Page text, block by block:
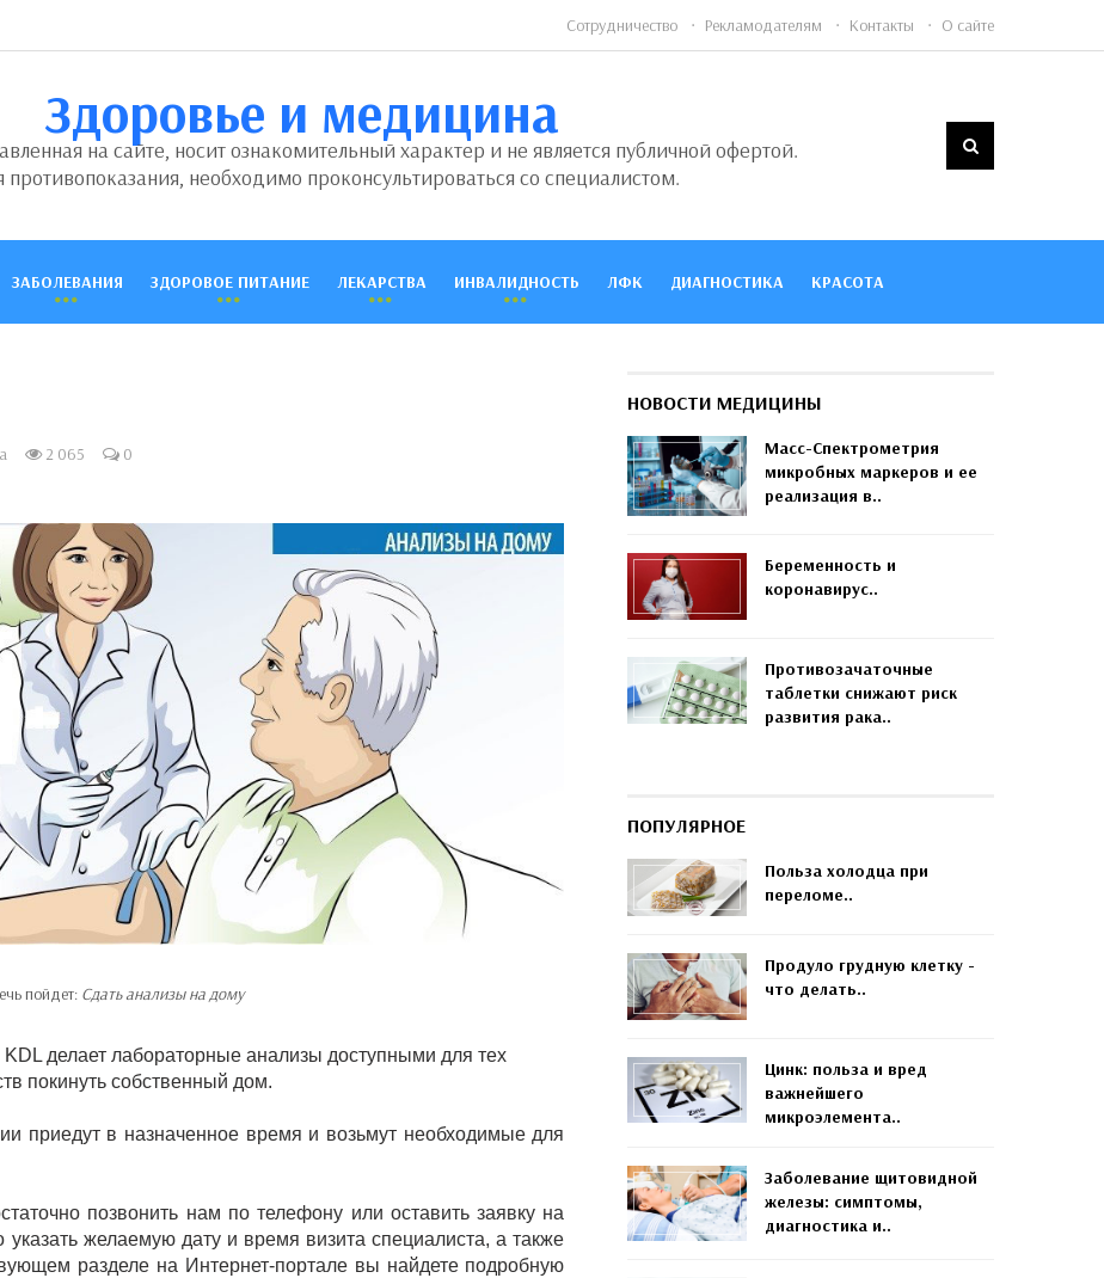
Сотрудничество Рекламодателям Контакты О сайте
Здоровье и медицина
на сайте, носит ознакомительный характер и не является публичной офертой.
необходимо проконсультироваться со специалистом.
ЗАБОЛЕВАНИЯ ЗДОРОВОЕ ПИТАНИЕ ЛЕКАРСТВА ИНВАЛИДНОСТЬ ЛФК ДИАГНОСТИКА КРАСОТА
2 065 0
пойдет: Сдать анализы на дому
KDL делает лабораторные анализы доступными для тех
покинуть собственный дом.
приедут в назначенное время и возьмут необходимые для
позвонить нам по телефону или оставить заявку на
желаемую дату и время визита специалиста, а также
разделе на Интернет-портале вы найдете подробную
НОВОСТИ МЕДИЦИНЫ
Масс-Спектрометрия
микробных маркеров и ее
реализация в..
Беременность и
коронавирус..
Противозачаточные
таблетки снижают риск
развития рака..
ПОПУЛЯРНОЕ
Польза холодца при
переломе..
Продуло грудную клетку -
что делать..
Цинк: польза и вред
важнейшего
микроэлемента..
Заболевание щитовидной
железы: симптомы,
диагностика и..